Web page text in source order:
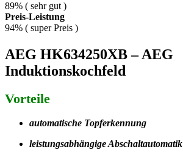
89% ( sehr gut )
Preis-Leistung
94% ( super Preis )
AEG HK634250XB – AEG
Induktionskochfeld
Vorteile
automatische Topferkennung
leistungsabhängige Abschaltautomatik